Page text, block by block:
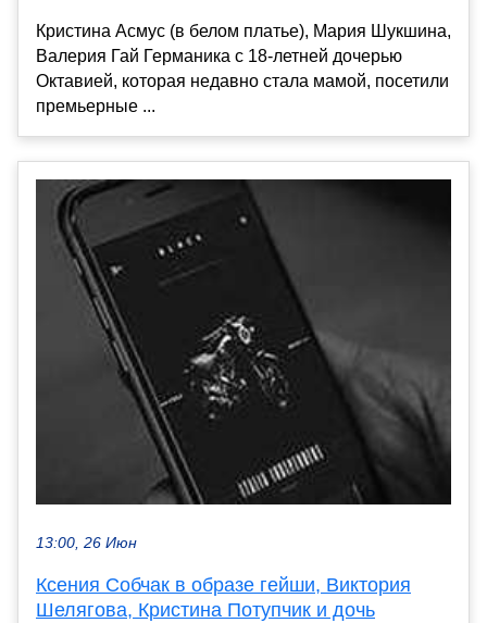
Кристина Асмус (в белом платье), Мария Шукшина,
Валерия Гай Германика с 18-летней дочерью
Октавией, которая недавно стала мамой, посетили
премьерные ...
13:00, 26 Июн
Ксения Собчак в образе гейши, Виктория
Шелягова, Кристина Потупчик и дочь